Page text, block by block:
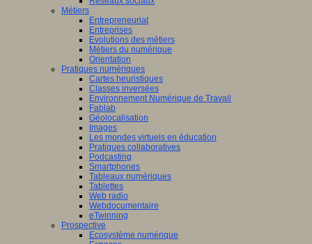
Métiers
Entrepreneuriat
Entreprises
Evolutions des métiers
Métiers du numérique
Orientation
Pratiques numériques
Cartes heuristiques
Classes inversées
Environnement Numérique de Travail
Fablab
Géolocalisation
Images
Les mondes virtuels en éducation
Pratiques collaboratives
Podcasting
Smartphones
Tableaux numériques
Tablettes
Web radio
Webdocumentaire
eTwinning
Prospective
Ecosystème numérique